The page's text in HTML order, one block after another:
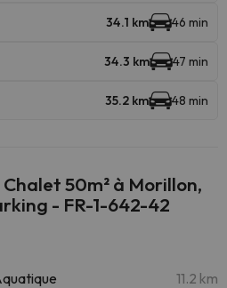
34.1 km 46 min
34.3 km 47 min
35.2 km 48 min
50m² à Morillon,
- FR-1-642-42
11.2 km